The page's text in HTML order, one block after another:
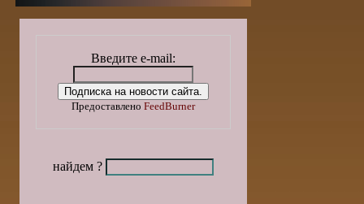
Введите e-mail:
Предоставлено FeedBurner
найдем ?